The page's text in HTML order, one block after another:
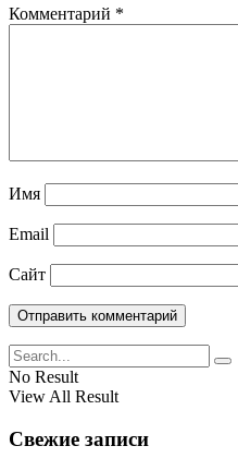
Комментарий *
Имя
Email
Сайт
No Result
View All Result
Свежие записи